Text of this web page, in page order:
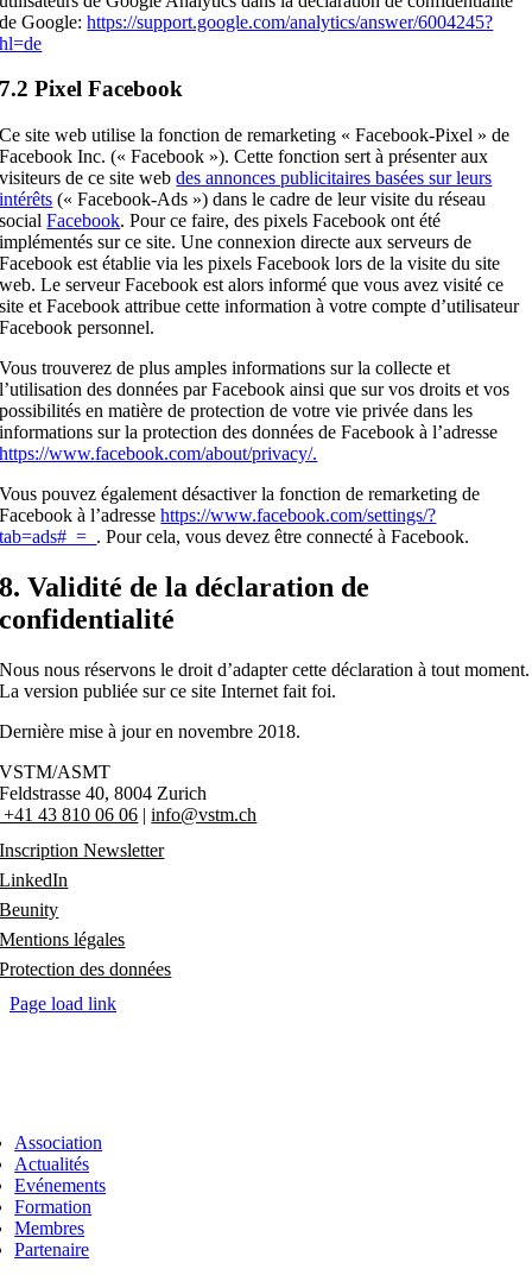
de Google:https://support.google.com/analytics/answer/6004245?
hl=de
7.2 Pixel Facebook
Ce site web utilise la fonction de remarketing « Facebook-Pixel » de
Facebook Inc. (« Facebook »). Cette fonction sert à présenter aux
visiteurs de ce site webdes annonces publicitaires basées sur leurs
intérêts (« Facebook-Ads ») dans le cadre de leur visite du réseau
socialFacebook. Pour ce faire, des pixels Facebook ont été
implémentés sur ce site. Une connexion directe aux serveurs de
Facebook est établie via les pixels Facebook lors de la visite du site
web. Le serveur Facebook est alors informé que vous avez visité ce
site et Facebook attribue cette information à votre compte d’utilisateur
Facebook personnel.
Vous trouverez de plus amples informations sur la collecte et
l’utilisation des données par Facebook ainsi que sur vos droits et vos
possibilités en matière de protection de votre vie privée dans les
informations sur la protection des données de Facebook à l’adresse
https://www.facebook.com/about/privacy/.
Vous pouvez également désactiver la fonction de remarketing de
Facebook à l’adressehttps://www.facebook.com/settings/?
tab=ads#_=_ . Pour cela, vous devez être connecté à Facebook.
8. Validité de la déclaration de
confidentialité
Nous nous réservons le droit d’adapter cette déclaration à tout moment.
La version publiée sur ce site Internet fait foi.
Dernière mise à jour en novembre 2018.
VSTM/ASMT
Feldstrasse 40,8004 Zurich
+41 43 810 06 06 |info@vstm.ch
Inscription Newsletter
LinkedIn
Beunity
Mentions légales
Protection des données
Page load link
Association
Actualités
Evénements
Formation
Membres
Partenaire